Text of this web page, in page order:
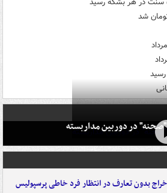
بدون تعارف در انتظار فرد خاطی پرسپولیس